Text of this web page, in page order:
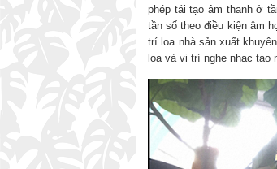
phép tái tạo âm thanh ở
tần số theo điều kiện âm
trí loa nhà sản xuất
loa và vị trí nghe nhạc tạo